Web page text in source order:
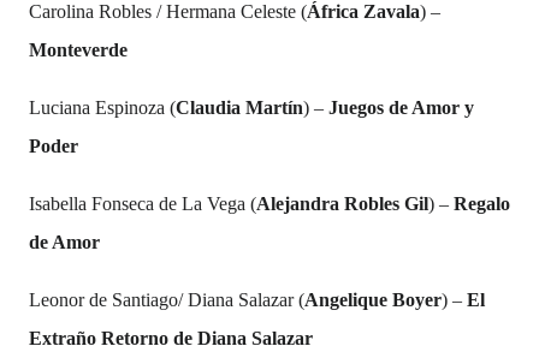
Carolina Robles / Hermana Celeste (África Zavala) –
Monteverde
Luciana Espinoza (Claudia Martín) – Juegos de Amor y
Poder
Isabella Fonseca de La Vega (Alejandra Robles Gil) – Regalo
de Amor
Leonor de Santiago/ Diana Salazar (Angelique Boyer) – El
Extraño Retorno de Diana Salazar